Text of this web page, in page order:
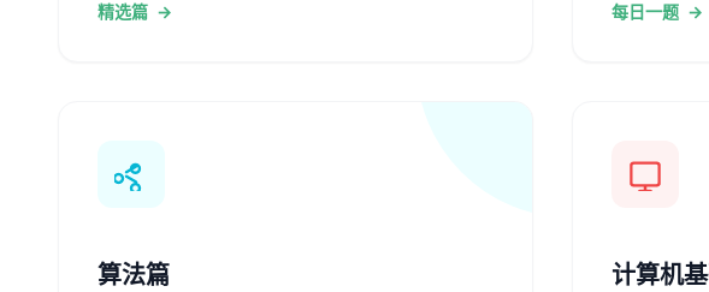
精选篇 → 每日一题 →
算法篇 计算机